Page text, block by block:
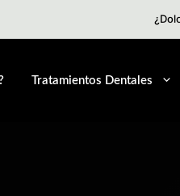
Tratamientos Dentales